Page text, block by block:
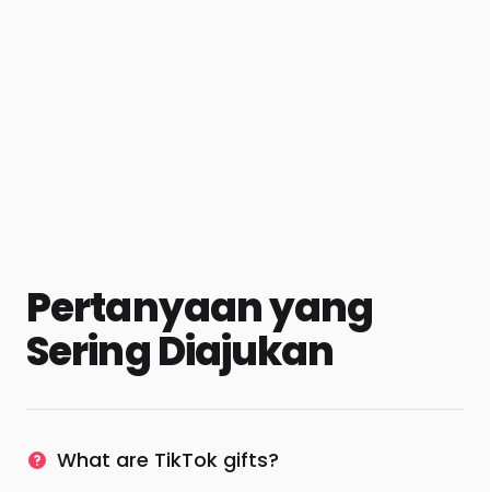
Pertanyaan yang
Sering Diajukan
What are TikTok gifts?